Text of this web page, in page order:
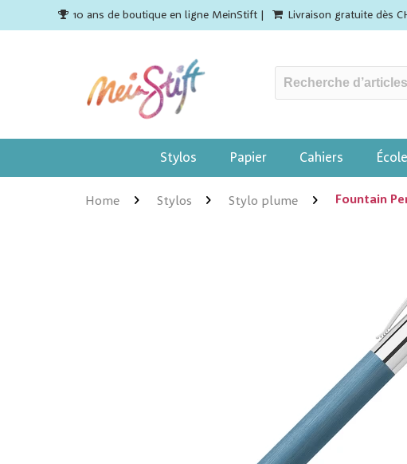
10 ans de boutique en ligne MeinStift | Livraison gratuite dès
Stylos Papier Cahiers
Home Stylos Stylo plume Fountain